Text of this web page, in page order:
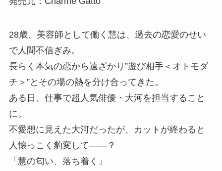
28歳、美容師として働く慧は、過去の恋愛のせい
で人間不信ぎみ。
長らく本気の恋から遠ざかり”遊び相手＜オトモダ
チ＞”とその場の熱を分け合ってきた。
ある日、仕事で超人気俳優・大河を担当すること
に。
不愛想に見えた大河だったが、カットが終わると
人懐っこく豹変して――？
「慧の匂い、落ち着く」